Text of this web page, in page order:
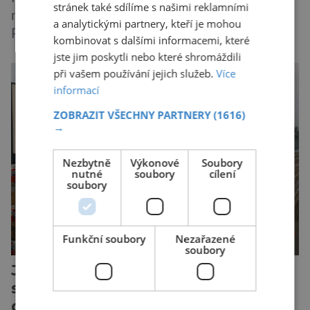
malý kus kouzelnického světa. Výstava Harry
Potter™: The Exhibition přivezla do Česka
originální filmové kostýmy a rekvizity,
Bradavice, Hagridovu chýši i učebny, ve
kterých si můžete zkusit kouzla na vlastní kůži.
Nechte tedy mudlovské starosti přede dveřmi.
Neplecha byla zahájena. Dopis z Bradavic
Jak Pepsi málem vyhrála
studenou válku. Za limonádu
dostala ponorky i křižník
stránek také sdílíme s našimi reklamními
a analytickými partnery, kteří je mohou
kombinovat s dalšími informacemi, které
jste jim poskytli nebo které shromáždili
při vašem používání jejich služeb.Více
informací
ZOBRAZIT VŠECHNY PARTNERY(1616)
→
Nezbytně
nutné
soubory
Výkonové
soubory
Soubory
cílení
Funkční soubory
Nezařazené
soubory